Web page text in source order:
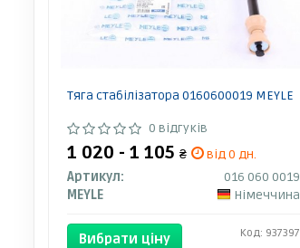
Тяга стабілізатора 0160600019 MEYLE
0 відгуків
1 020 - 1 105 ₴
від 0 дн.
Артикул:
016 060 0019
MEYLE
Німеччина
Вибрати ціну Код: 937397